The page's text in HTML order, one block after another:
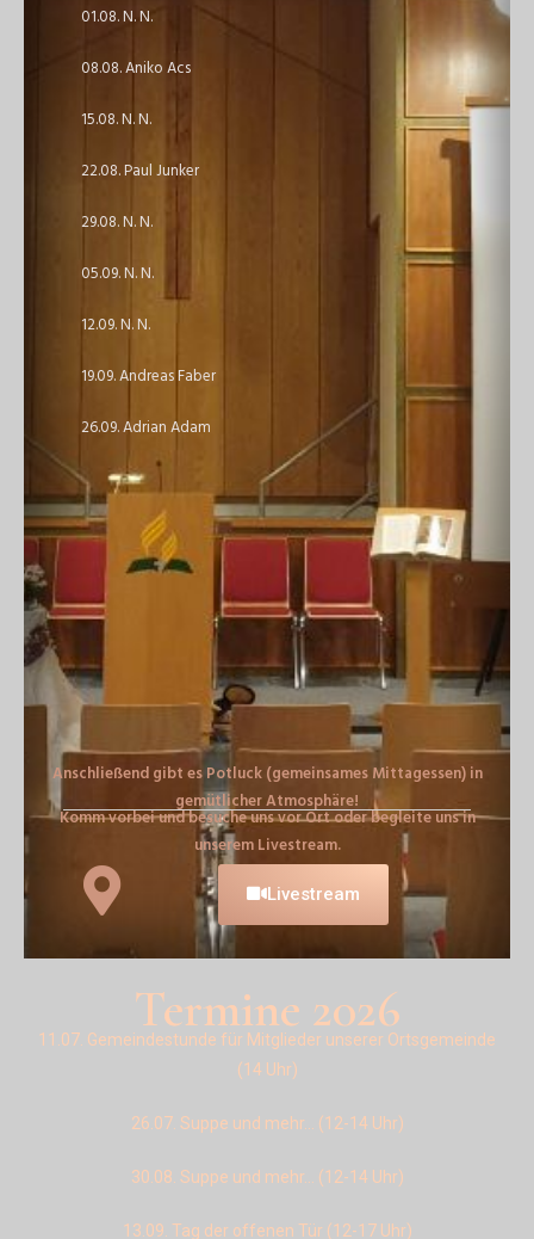
01.08. N. N.
08.08. Aniko Acs
15.08. N. N.
22.08. Paul Junker
29.08. N. N.
05.09. N. N.
12.09. N. N.
19.09. Andreas Faber
26.09. Adrian Adam
Anschließend gibt es Potluck (gemeinsames Mittagessen) in
gemütlicher Atmosphäre!
Komm vorbei und besuche uns vor Ort oder begleite uns in
unserem Livestream.
Livestream
Termine 2026
11.07. Gemeindestunde für Mitglieder unserer Ortsgemeinde
(14 Uhr)
26.07. Suppe und mehr… (12-14 Uhr)
30.08. Suppe und mehr… (12-14 Uhr)
13.09. Tag der offenen Tür (12-17 Uhr)